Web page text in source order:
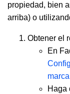
propiedad, bien
arriba) o
Obtener el
En
Haga